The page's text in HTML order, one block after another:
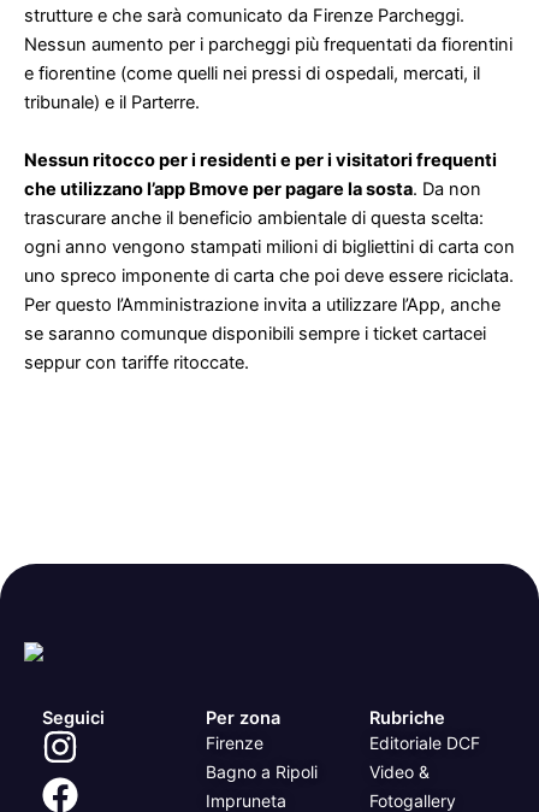
strutture e che sarà comunicato da Firenze Parcheggi.
Nessun aumento per i parcheggi più frequentati da fiorentini
e fiorentine (come quelli nei pressi di ospedali, mercati, il
tribunale) e il Parterre.
Nessun ritocco per i residenti e per i visitatori frequenti
che utilizzano l’app Bmove per pagare la sosta. Da non
trascurare anche il beneficio ambientale di questa scelta:
ogni anno vengono stampati milioni di bigliettini di carta con
uno spreco imponente di carta che poi deve essere riciclata.
Per questo l’Amministrazione invita a utilizzare l’App, anche
se saranno comunque disponibili sempre i ticket cartacei
seppur con tariffe ritoccate.
Seguici Per zona
Firenze
Bagno a Ripoli
Impruneta
Rubriche
Editoriale DCF
Video &
Fotogallery